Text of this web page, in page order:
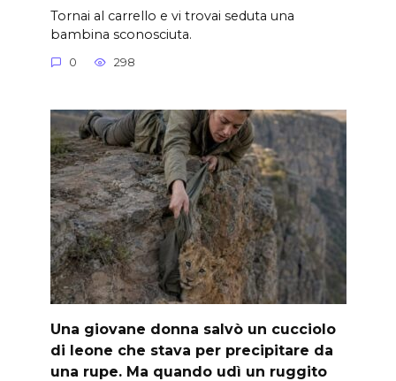
Tornai al carrello e vi trovai seduta una
bambina sconosciuta.
0 298
Una giovane donna salvò un cucciolo
di leone che stava per precipitare da
una rupe. Ma quando udì un ruggito